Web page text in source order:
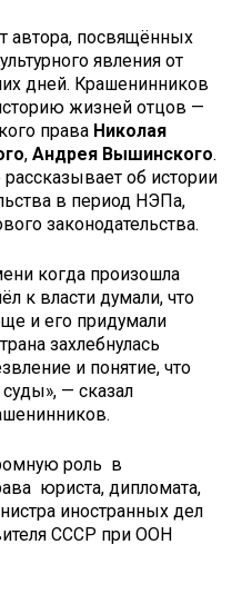
автора, посвящённых
явления от
дней. Крашенинников
жизней отцов —
права Николая
, Андрея Вышинского.
об истории
в период НЭПа,
законодательства.
когда произошла
к власти думали, что
и его придумали
захлебнулась
и понятие, что
— сказал
роль в
юриста, дипломата,
иностранных дел
СССР при ООН